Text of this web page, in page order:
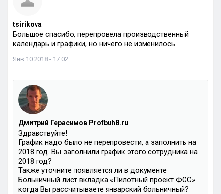
tsirikova
Большое спасибо, перепровела производственный
календарь и графики, но ничего не изменилось.
Янв 10 2018 - 17:02
Дмитрий Герасимов Profbuh8.ru
Здравствуйте!
График надо было не перепровести, а заполнить на
2018 год. Вы заполнили график этого сотрудника на
2018 год?
Также уточните появляется ли в документе
Больничный лист вкладка «Пилотный проект ФСС»
когда Вы рассчитываете январский больничный?